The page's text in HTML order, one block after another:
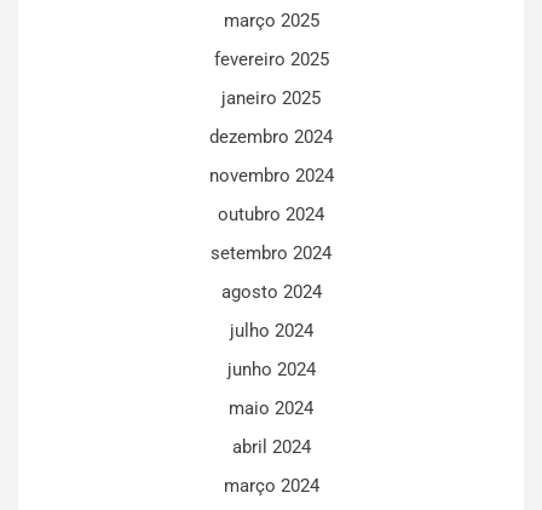
março 2025
fevereiro 2025
janeiro 2025
dezembro 2024
novembro 2024
outubro 2024
setembro 2024
agosto 2024
julho 2024
junho 2024
maio 2024
abril 2024
março 2024